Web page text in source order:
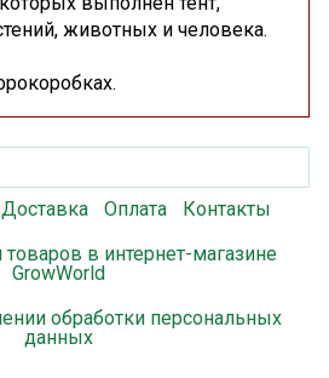
животных и человека.
Доставка Оплата
Контакты
в интернет-магазине
GrowWorld
обработки персональных
данных